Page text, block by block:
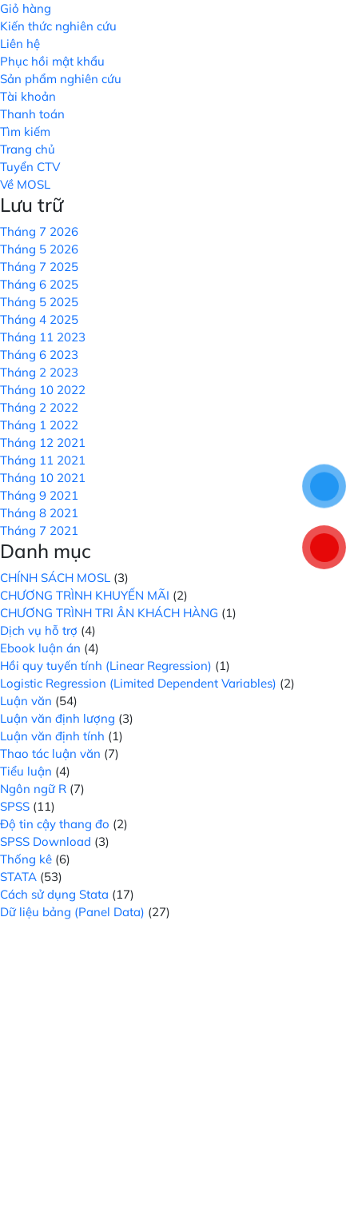
Giỏ hàng
Kiến thức nghiên cứu
Liên hệ
Phục hồi mật khẩu
Sản phẩm nghiên cứu
Tài khoản
Thanh toán
Tìm kiếm
Trang chủ
Tuyển CTV
Về MOSL
Lưu trữ
Tháng 7 2026
Tháng 5 2026
Tháng 7 2025
Tháng 6 2025
Tháng 5 2025
Tháng 4 2025
Tháng 11 2023
Tháng 6 2023
Tháng 2 2023
Tháng 10 2022
Tháng 2 2022
Tháng 1 2022
Tháng 12 2021
Tháng 11 2021
Tháng 10 2021
Tháng 9 2021
Tháng 8 2021
Tháng 7 2021
Danh mục
CHÍNH SÁCH MOSL (3)
CHƯƠNG TRÌNH KHUYẾN MÃI (2)
CHƯƠNG TRÌNH TRI ÂN KHÁCH HÀNG (1)
Dịch vụ hỗ trợ (4)
Ebook luận án (4)
Hồi quy tuyến tính (Linear Regression) (1)
Logistic Regression (Limited Dependent Variables) (2)
Luận văn (54)
Luận văn định lượng (3)
Luận văn định tính (1)
Thao tác luận văn (7)
Tiểu luận (4)
Ngôn ngữ R (7)
SPSS (11)
Độ tin cậy thang đo (2)
SPSS Download (3)
Thống kê (6)
STATA (53)
Cách sử dụng Stata (17)
Dữ liệu bảng (Panel Data) (27)